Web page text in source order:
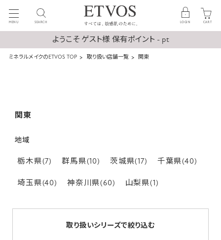
MENU SEARCH LOGIN CART
ようこそ ゲスト様 保有ポイント - pt
ミネラルメイクのETVOS TOP 取り扱い店舗一覧 関東
関東
地域
栃木県(7) 群馬県(10) 茨城県(17) 千葉県(40)
埼玉県(40) 神奈川県(60) 山梨県(1)
取り扱いシリーズで絞り込む